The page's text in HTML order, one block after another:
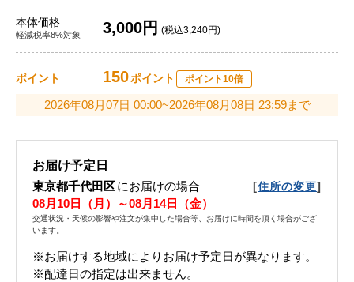
本体価格
軽減税率8%対象 3,000円 (税込3,240円)
ポイント 150ポイント ポイント10倍
2026年08月07日 00:00~2026年08月08日 23:59まで
お届け予定日
東京都千代田区にお届けの場合 [住所の変更]
08月10日（月）～08月14日（金）
交通状況・天候の影響や注文が集中した場合等、お届けに時間を頂く場合がござ
います。
※お届けする地域によりお届け予定日が異なります。
※配達日の指定は出来ません。